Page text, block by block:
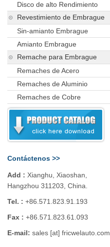
Disco de alto Rendimiento
Revestimiento de Embrague
Sin-amianto Embrague
Amianto Embrague
Remache para Embrague
Remaches de Acero
Remaches de Aluminio
Remaches de Cobre
Contáctenos >>
Add : Xianghu, Xiaoshan,
Hangzhou 311203, China.
Tel. : +86.571.823.91.193
Fax : +86.571.823.61.093
E-mail: sales [at] fricwelauto.com